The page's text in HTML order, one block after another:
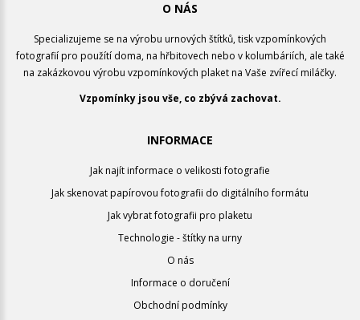
O NÁS
Specializujeme se na výrobu urnových štítků, tisk vzpomínkových
fotografií pro použítí doma, na hřbitovech nebo v kolumbáriích, ale také
na zakázkovou výrobu vzpomínkových plaket na Vaše zvířecí miláčky.
Vzpomínky jsou vše, co zbývá zachovat.
INFORMACE
Jak najít informace o velikosti fotografie
Jak skenovat papírovou fotografii do digitálního formátu
Jak vybrat fotografii pro plaketu
Technologie - štítky na urny
O nás
Informace o doručení
Obchodní podmínky